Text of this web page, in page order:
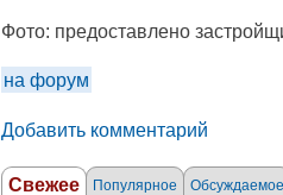
Фото: предоставлено
на форум
Добавить комментарий
Свежее Популярное Обсуждаемое